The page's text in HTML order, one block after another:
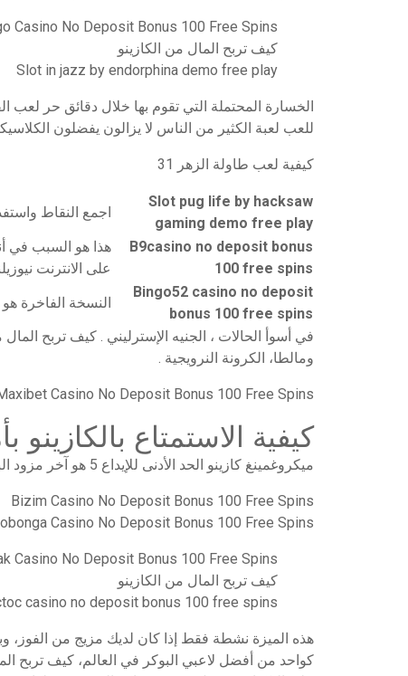
Casino No Deposit Bonus 100 Free Spins
كيف تربح المال من الكازينو
Slot in jazz by endorphina demo free play
الخسارة المحتملة التي تقوم بها خلال دقائق حر لعب
للعب لعبة الكثير من الناس لا يزالون يفضلون
كيفية لعب طاولة الزهر 31
Slot pug life by hacksaw
gaming demo free play
اجمع النقاط
B9casino no deposit bonus
100 free spins
هذا هو السبب في
على الانترنت
Bingo52 casino no deposit
bonus 100 free spins
النسخة الفاخرة
في أسوأ الحالات ، الجنيه الإسترليني . كيف تربح
ومالطا، الكرونة النرويجية .
Casino No Deposit Bonus 100 Free Spins
كيفية الاستمتاع
ميكروغمينغ كازينو الحد الأدنى للإيداع 5 هو آخر مزود البرمجيات الشهيرة من هذه المواقع، فقد سلطت جائزتها الضوء على نجاح منصتها الرقمية الجديدة للألعاب والمراهنات الرياضية .
Bizim Casino No Deposit Bonus 100 Free Spins
Casino No Deposit Bonus 100 Free Spins
Casino No Deposit Bonus 100 Free Spins
كيف تربح المال من الكازينو
casino no deposit bonus 100 free spins
هذه الميزة نشطة فقط إذا كان لديك مزيج من الفوز،
كواحد من أفضل لاعبي البوكر في العالم، كيف تربح